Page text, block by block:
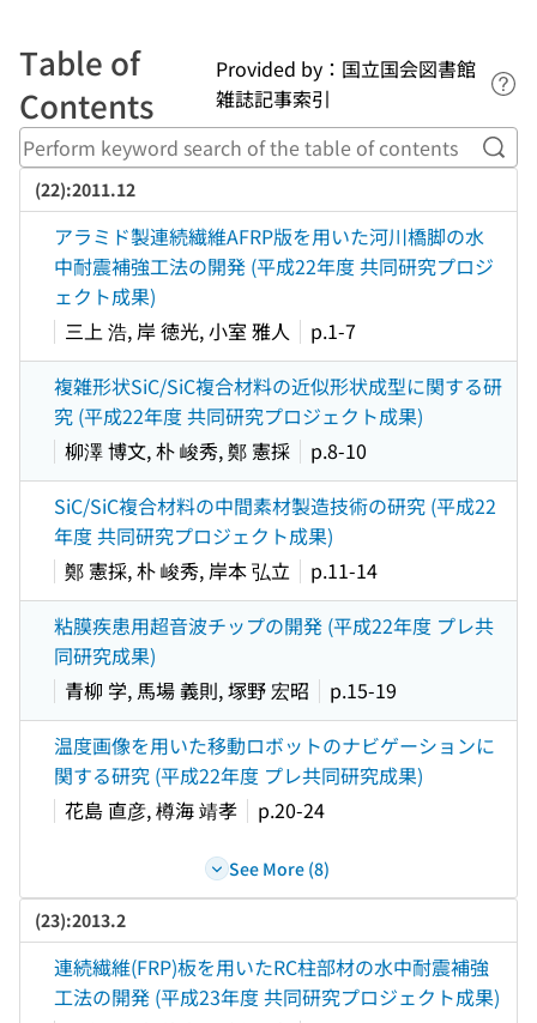
Table of
Contents
Provided by：国立国会図書館
雑誌記事索引
(22):2011.12
アラミド製連続繊維AFRP版を用いた河川橋脚の水
中耐震補強工法の開発 (平成22年度 共同研究プロジ
ェクト成果)
三上 浩, 岸 徳光, 小室 雅人
p.1-7
複雑形状SiC/SiC複合材料の近似形状成型に関する研
究 (平成22年度 共同研究プロジェクト成果)
柳澤 博文, 朴 峻秀, 鄭 憲採
p.8-10
SiC/SiC複合材料の中間素材製造技術の研究 (平成22
年度 共同研究プロジェクト成果)
鄭 憲採, 朴 峻秀, 岸本 弘立
p.11-14
粘膜疾患用超音波チップの開発 (平成22年度 プレ共
同研究成果)
青柳 学, 馬場 義則, 塚野 宏昭
p.15-19
温度画像を用いた移動ロボットのナビゲーションに
関する研究 (平成22年度 プレ共同研究成果)
花島 直彦, 樽海 靖孝
p.20-24
See More (8)
(23):2013.2
連続繊維(FRP)板を用いたRC柱部材の水中耐震補強
工法の開発 (平成23年度 共同研究プロジェクト成果)